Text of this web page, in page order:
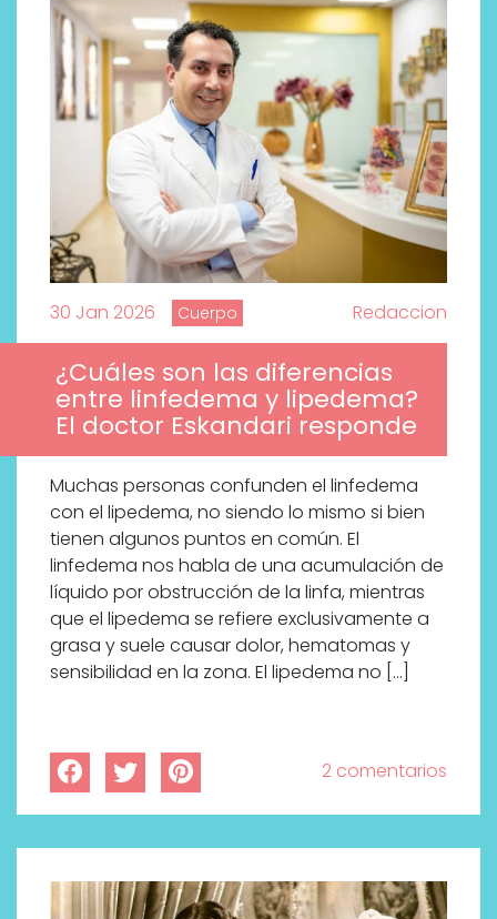
30 Jan 2026 Cuerpo Redaccion
¿Cuáles son las diferencias
entre linfedema y lipedema?
El doctor Eskandari responde
Muchas personas confunden el linfedema
con el lipedema, no siendo lo mismo si bien
tienen algunos puntos en común. El
linfedema nos habla de una acumulación de
líquido por obstrucción de la linfa, mientras
que el lipedema se refiere exclusivamente a
grasa y suele causar dolor, hematomas y
sensibilidad en la zona. El lipedema no […]
2 comentarios